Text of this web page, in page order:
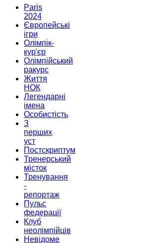
Paris
2024
Європейські
ігри
Олімпік-
кур'єр
Олімпійський
ракурс
Життя
НОК
Легендарні
імена
Особистість
З
перших
уст
Постскриптум
Тренерський
місток
Тренування
-
репортаж
Пульс
федерації
Клуб
неолімпійців
Невідоме